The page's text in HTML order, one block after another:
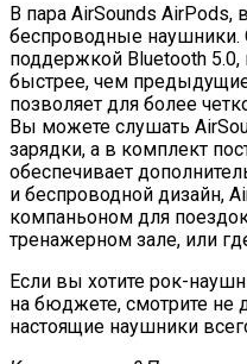
В пара AirSounds
беспроводные
поддержкой Bluetooth
быстрее, чем
позволяет для более
Вы можете слушать
зарядки, а в комплект
обеспечивает
и беспроводной дизайн,
компаньоном для
тренажерном зале, или
Если вы хотите рок-
на бюджете, смотрите не
настоящие наушники